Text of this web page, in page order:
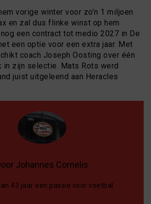
vorige winter voor zo’n 1 miljoen
en zal dus flinke winst op hem
een contract tot medio 2027 in De
een optie voor een extra jaar. Met
coach Joseph Oosting over één
in zijn selectie. Mats Rots werd
juist uitgeleend aan Heracles
Johannes Cornelis
43 jaar een passie voor voetbal.